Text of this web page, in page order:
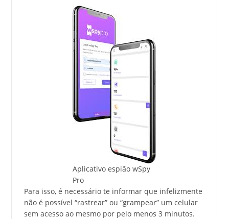
Aplicativo espião wSpy
Pro
Para isso, é necessário te informar que infelizmente
não é possível “rastrear” ou “grampear” um celular
sem acesso ao mesmo por pelo menos 3 minutos.